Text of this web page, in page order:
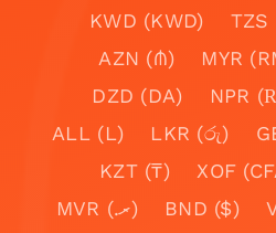
KWD (KWD)
TZS
AZN (₼)
MYR
DZD (DA)
NPR
ALL (L)
LKR (රු)
KZT (₸)
XOF
MVR (.ރ)
BND ($)